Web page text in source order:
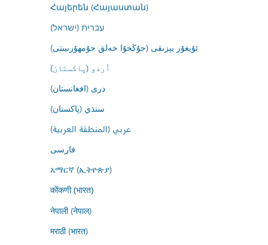
Հայերեն (Հայաստան)
עברית (ישראל)
ئۇيغۇر يېزىقى (جۇڭخۇا خەلق جۇمھۇرىيىتى)
اُردو (پاکستان)
درى (افغانستان)
سنڌي (پاکستان)
عربي (المنطقة العربية)
فارسى
አማርኛ (ኢትዮጵያ)
कोंकणी (भारत)
नेपाली (नेपाल)
मराठी (भारत)